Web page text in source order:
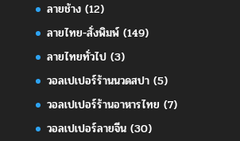
ลายช้าง(12)
ลายไทย-สั่งพิมพ์(149)
ลายไทยทั่วไป(3)
วอลเปเปอร์ร้านนวดสปา(5)
วอลเปเปอร์ร้านอาหารไทย (7)
วอลเปเปอร์ลายจีน(30)